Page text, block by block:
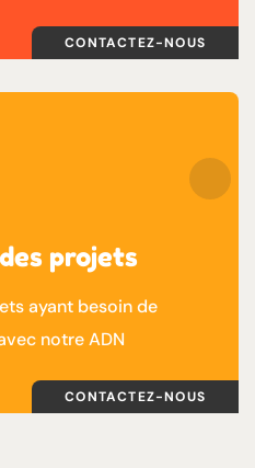
CONTACTEZ-NOUS
projets
ayant besoin de
notre ADN
CONTACTEZ-NOUS